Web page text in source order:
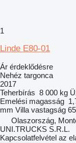
1
Linde E80-01
Ár érdeklődésre
Nehéz targonca
2017
Teherbírás 8 000 kg
Emelési magasság
mm Villa vastagság
Olaszország,
UNI.TRUCKS S.R.L.
Kapcsolatfelvétel az